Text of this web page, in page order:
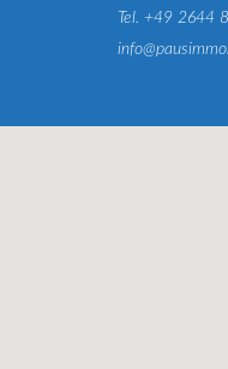
Tel. +49 2644